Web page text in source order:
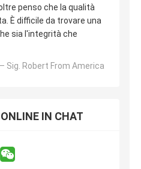
penso che la qualità
È difficile da trovare una
sia l'integrità che
Sig. Robert From America
IN CHAT